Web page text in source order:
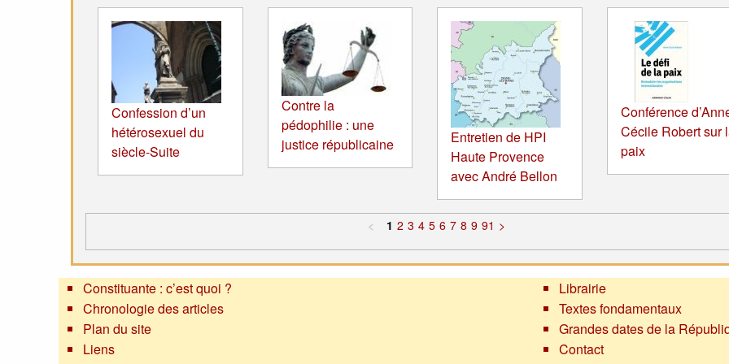
Confession d’un
hétérosexuel du
siècle-Suite
Contre la
pédophilie : une
justice républicaine
Entretien de HPI
Haute Provence
avec André Bellon
Conférence
Cécile Robert sur
paix
< 1 2 3 4 5 6 7 8 9 91 >
Constituante : c’est quoi ?
Chronologie des articles
Plan du site
Liens
Librairie
Textes fondamentaux
Grandes dates de la
Contact